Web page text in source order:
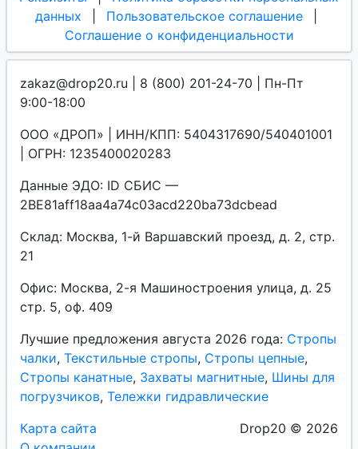
данных
Пользовательское соглашение
Соглашение о конфиденциальности
zakaz@drop20.ru | 8 (800) 201-24-70 | Пн-Пт
9:00-18:00
ООО «ДРОП» | ИНН/КПП: 5404317690/540401001
| ОГРН: 1235400020283
Данные ЭДО: ID СБИС —
2BE81aff18aa4a74c03acd220ba73dcbead
Склад: Москва, 1-й Варшавский проезд, д. 2, стр.
21
Офис: Москва, 2-я Машиностроения улица, д. 25
стр. 5, оф. 409
Лучшие предложения августа 2026 года: Стропы
чалки, Текстильные стропы, Стропы цепные,
Стропы канатные, Захваты магнитные, Шины для
погрузчиков, Тележки гидравлические
Карта сайта
Drop20 © 2026